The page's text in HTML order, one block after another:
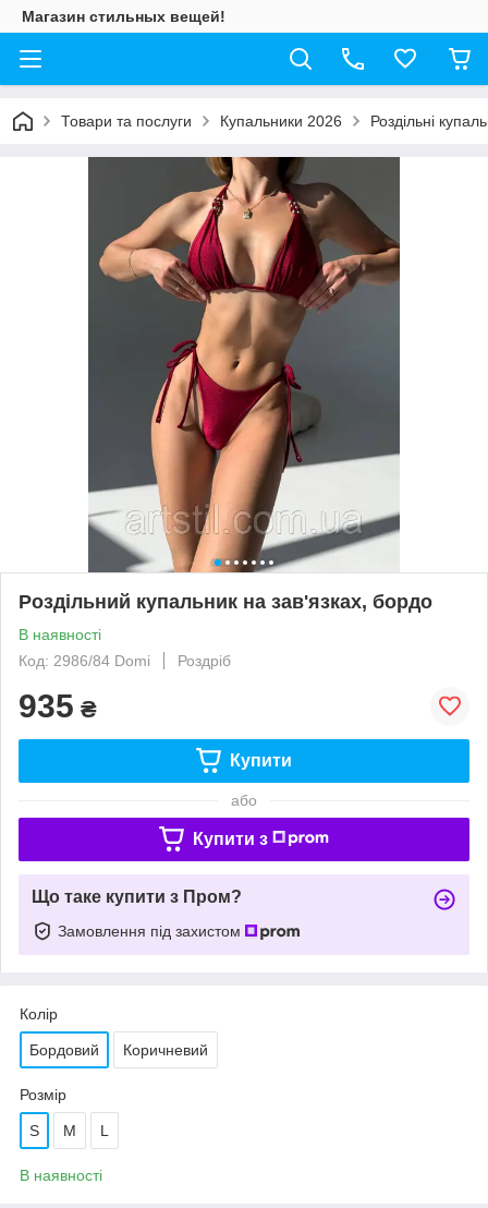
Магазин стильных вещей!
Товари та послуги Купальники 2026 Роздільні
Роздільний купальник на зав'язках, бордо
В наявності
Код: 2986/84 Domi
Роздріб
935 ₴
Купити
або
Купити з
Що таке купити з Пром?
Замовлення під захистом
Колір
Бордовий Коричневий
Розмір
S M L
В наявності